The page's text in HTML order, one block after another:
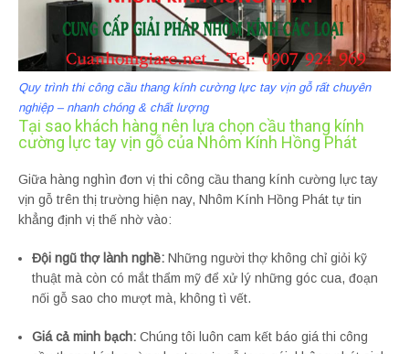
Quy trình thi công cầu thang kính cường lực tay vịn gỗ rất chuyên
nghiệp – nhanh chóng & chất lượng
Tại sao khách hàng nên lựa chọn cầu thang kính
cường lực tay vịn gỗ của Nhôm Kính Hồng Phát
Giữa hàng nghìn đơn vị thi công cầu thang kính cường lực tay
vịn gỗ trên thị trường hiện nay, Nhôm Kính Hồng Phát tự tin
khẳng định vị thế nhờ vào:
Đội ngũ thợ lành nghề: Những người thợ không chỉ giỏi kỹ
thuật mà còn có mắt thẩm mỹ để xử lý những góc cua, đoạn
nối gỗ sao cho mượt mà, không tì vết.
Giá cả minh bạch: Chúng tôi luôn cam kết báo giá thi công